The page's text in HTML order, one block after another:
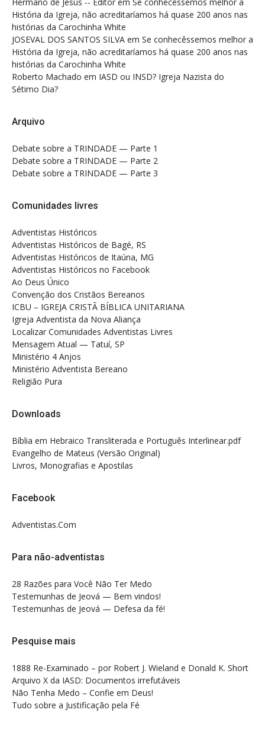
História da Igreja, não acreditaríamos há quase 200 anos nas
histórias da Carochinha White
JOSEVAL DOS SANTOS SILVA em Se conhecêssemos melhor a
História da Igreja, não acreditaríamos há quase 200 anos nas
histórias da Carochinha White
Roberto Machado em IASD ou INSD? Igreja Nazista do
Sétimo Dia?
Arquivo
Debate sobre a TRINDADE — Parte 1
Debate sobre a TRINDADE — Parte 2
Debate sobre a TRINDADE — Parte 3
Comunidades livres
Adventistas Históricos
Adventistas Históricos de Bagé, RS
Adventistas Históricos de Itaúna, MG
Adventistas Históricos no Facebook
Ao Deus Único
Convenção dos Cristãos Bereanos
ICBU – IGREJA CRISTÃ BÍBLICA UNITARIANA
Igreja Adventista da Nova Aliança
Localizar Comunidades Adventistas Livres
Mensagem Atual — Tatuí, SP
Ministério 4 Anjos
Ministério Adventista Bereano
Religião Pura
Downloads
Bíblia em Hebraico Transliterada e Português Interlinear.pdf
Evangelho de Mateus (Versão Original)
Livros, Monografias e Apostilas
Facebook
Adventistas.Com
Para não-adventistas
28 Razões para Você Não Ter Medo
Testemunhas de Jeová — Bem vindos!
Testemunhas de Jeová — Defesa da fé!
Pesquise mais
1888 Re-Examinado – por Robert J. Wieland e Donald K. Short
Arquivo X da IASD: Documentos irrefutáveis
Não Tenha Medo – Confie em Deus!
Tudo sobre a Justificação pela Fé